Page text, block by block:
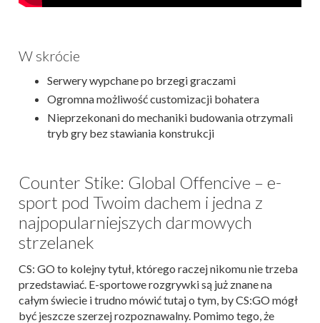
W skrócie
Serwery wypchane po brzegi graczami
Ogromna możliwość customizacji bohatera
Nieprzekonani do mechaniki budowania otrzymali
tryb gry bez stawiania konstrukcji
Counter Stike: Global Offencive – e-
sport pod Twoim dachem i jedna z
najpopularniejszych darmowych
strzelanek
CS: GO to kolejny tytuł, którego raczej nikomu nie trzeba
przedstawiać. E-sportowe rozgrywki są już znane na
całym świecie i trudno mówić tutaj o tym, by CS:GO mógł
być jeszcze szerzej rozpoznawalny. Pomimo tego, że